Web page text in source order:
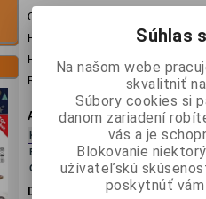
Obsah nádrže: 1,5 l
Hlučnosť: LWA 96 dB
Hmotnosť cca: 37 kg
Rozmery d x š x v (v mm): 1360x
Alternatívna ponuka
Kat.číslo Názov
EL 3430276
Kultivátor
G 94365
Diskusia
Súhlas
Na našom webe
skvalitniť
Súbory cookies si
danom zariadení
vás a je
Blokovanie
užívateľskú
poskytnúť vám